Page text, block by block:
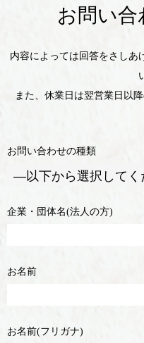
お問い合
内容によっては回答をさしあ
また、休業日は翌営業日以
お問い合わせの種類
企業・団体名(法人の方)
お名前
お名前(フリガナ)